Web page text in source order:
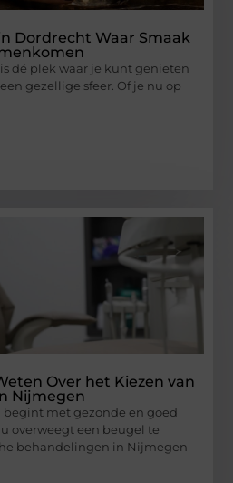
Dordrecht Waar Smaak
dé plek waar je kunt genieten
gezellige sfeer. Of je nu op
Over het Kiezen van
Nijmegen
met gezonde en goed
overweegt een beugel te
behandelingen in Nijmegen